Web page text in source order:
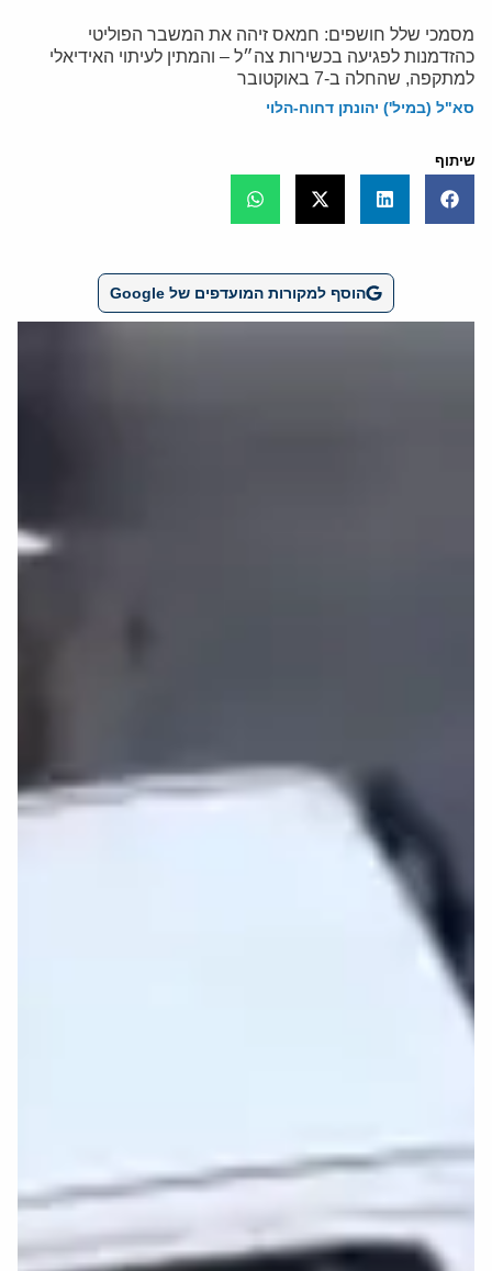
מסמכי שלל חושפים: חמאס זיהה את המשבר הפוליטי
כהזדמנות לפגיעה בכשירות צה״ל – והמתין לעיתוי האידיאלי
למתקפה, שהחלה ב-7 באוקטובר
סא"ל (במיל') יהונתן דחוח-הלוי
שיתוף
הוסף למקורות המועדפים של Google